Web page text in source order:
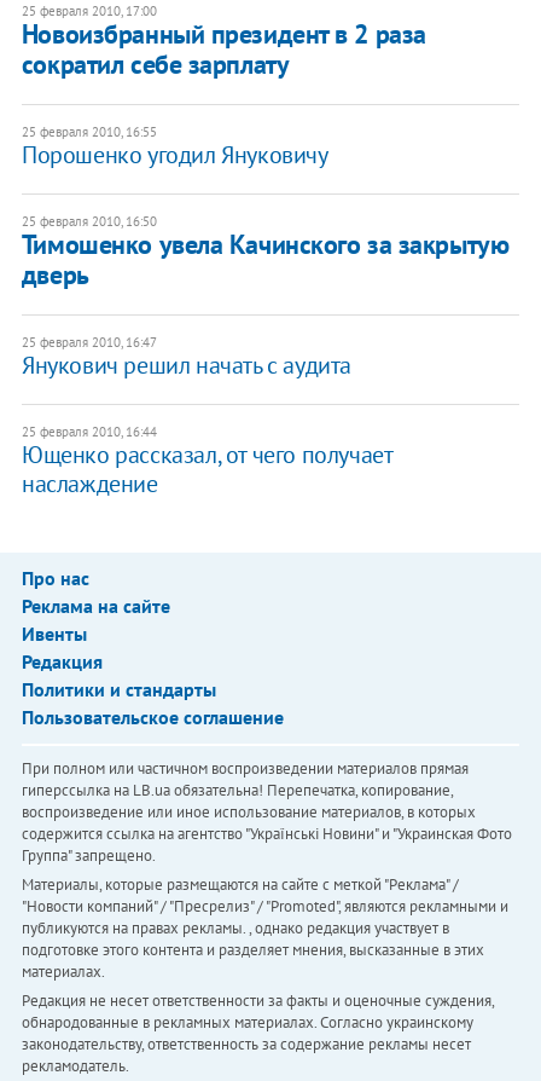
25 февраля 2010, 17:00
Новоизбранный президент в 2 раза
сократил себе зарплату
25 февраля 2010, 16:55
Порошенко угодил Януковичу
25 февраля 2010, 16:50
Тимошенко увела Качинского за закрытую
дверь
25 февраля 2010, 16:47
Янукович решил начать с аудита
25 февраля 2010, 16:44
Ющенко рассказал, от чего получает
наслаждение
Про нас
Реклама на сайте
Ивенты
Редакция
Политики и стандарты
Пользовательское соглашение
При полном или частичном воспроизведении материалов прямая
гиперссылка на LB.ua обязательна! Перепечатка, копирование,
воспроизведение или иное использование материалов, в которых
содержится ссылка на агентство "Українськi Новини" и "Украинская Фото
Группа" запрещено.
Материалы, которые размещаются на сайте с меткой "Реклама" /
"Новости компаний" / "Пресрелиз" / "Promoted", являются рекламными и
публикуются на правах рекламы. , однако редакция участвует в
подготовке этого контента и разделяет мнения, высказанные в этих
материалах.
Редакция не несет ответственности за факты и оценочные суждения,
обнародованные в рекламных материалах. Согласно украинскому
законодательству, ответственность за содержание рекламы несет
рекламодатель.